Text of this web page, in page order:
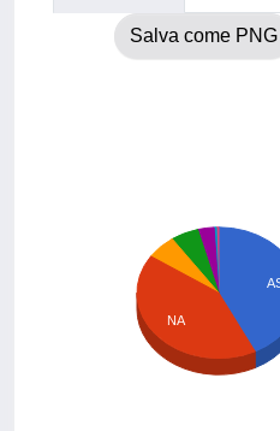
Salva come PNG
NA